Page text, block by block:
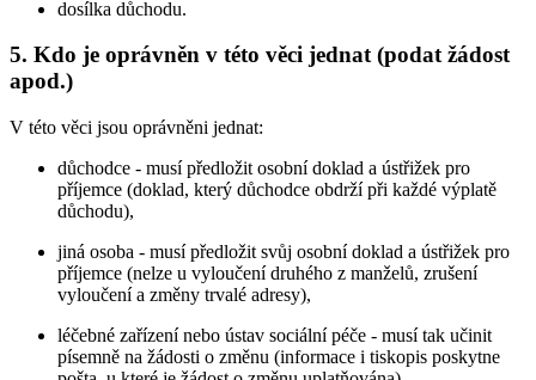
dosílka důchodu.
5. Kdo je oprávněn v této věci jednat (podat žádost
apod.)
V této věci jsou oprávněni jednat:
důchodce - musí předložit osobní doklad a ústřižek pro
příjemce (doklad, který důchodce obdrží při každé výplatě
důchodu),
jiná osoba - musí předložit svůj osobní doklad a ústřižek pro
příjemce (nelze u vyloučení druhého z manželů, zrušení
vyloučení a změny trvalé adresy),
léčebné zařízení nebo ústav sociální péče - musí tak učinit
písemně na žádosti o změnu (informace i tiskopis poskytne